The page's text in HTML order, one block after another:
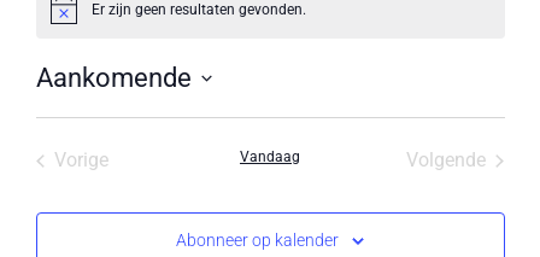
BerichtEr zijn geen resultaten gevonden.
Aankomende
een
VorigeEvenementen Vandaag Volgende
Abonneer op kalender